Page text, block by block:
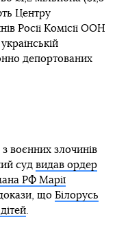
Центру
Росії Комісії ООН
депортованих
воєнних злочинів
суд видав ордер
РФ Марії
що Білорусь
.